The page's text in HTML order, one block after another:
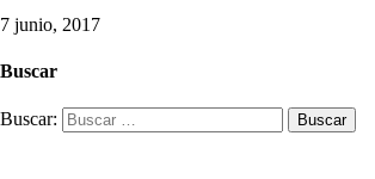
7 junio, 2017
Buscar
Buscar: